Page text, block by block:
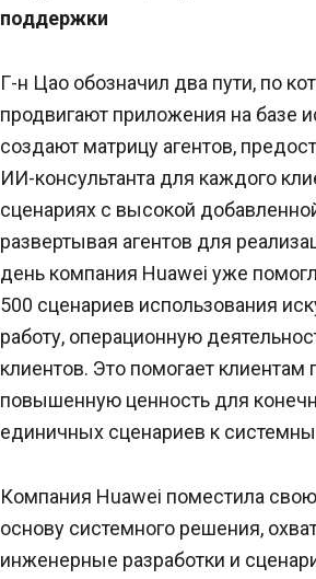
поддержки
Г-н Цао обозначил два пути, по
продвигают приложения на базе
создают матрицу агентов,
ИИ-консультанта для каждого
сценариях с высокой
развертывая агентов для
день компания Huawei уже
500 сценариев использования
работу, операционную
клиентов. Это помогает
повышенную ценность для
единичных сценариев к
Компания Huawei поместила
основу системного решения,
инженерные разработки и